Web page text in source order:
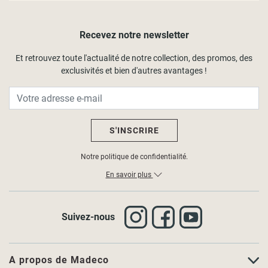
: préférer avec coffre et coulisses renforcées.
À voir aussi :stores de toit compatibles VELUX®et toute la
gamme extérieure.
A propos de Madeco
Recevez notre newsletter
Et retrouvez toute l'actualité de notre collection, des promos, des
exclusivités et bien d'autres avantages !
S'INSCRIRE
Notre politique de confidentialité.
En savoir plus
Suivez-nous